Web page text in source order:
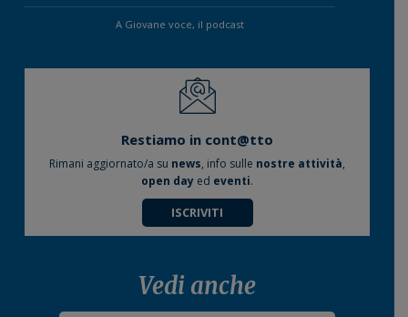
A Giovane voce, il podcast
Restiamo in cont@tto
Rimani aggiornato/a su news, info sulle nostre attività,
open day ed eventi.
ISCRIVITI
Vedi anche